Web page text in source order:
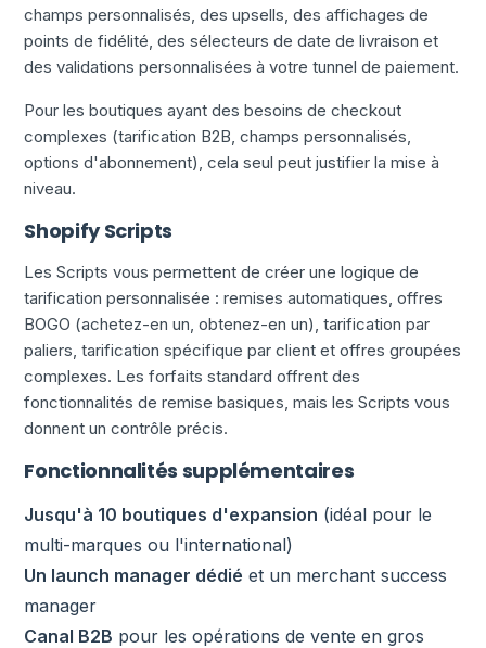
champs personnalisés, des upsells, des affichages de
points de fidélité, des sélecteurs de date de livraison et
des validations personnalisées à votre tunnel de paiement.
Pour les boutiques ayant des besoins de checkout
complexes (tarification B2B, champs personnalisés,
options d'abonnement), cela seul peut justifier la mise à
niveau.
Shopify Scripts
Les Scripts vous permettent de créer une logique de
tarification personnalisée : remises automatiques, offres
BOGO (achetez-en un, obtenez-en un), tarification par
paliers, tarification spécifique par client et offres groupées
complexes. Les forfaits standard offrent des
fonctionnalités de remise basiques, mais les Scripts vous
donnent un contrôle précis.
Fonctionnalités supplémentaires
Jusqu'à 10 boutiques d'expansion (idéal pour le
multi-marques ou l'international)
Un launch manager dédié et un merchant success
manager
Canal B2B pour les opérations de vente en gros